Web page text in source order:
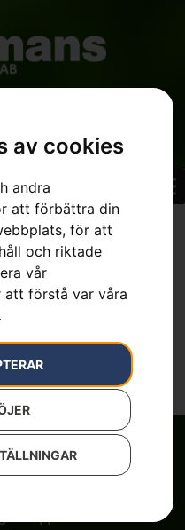
av cookies
andra
att förbättra din
för att
och riktade
vår
förstå var våra
i Uddevalla.